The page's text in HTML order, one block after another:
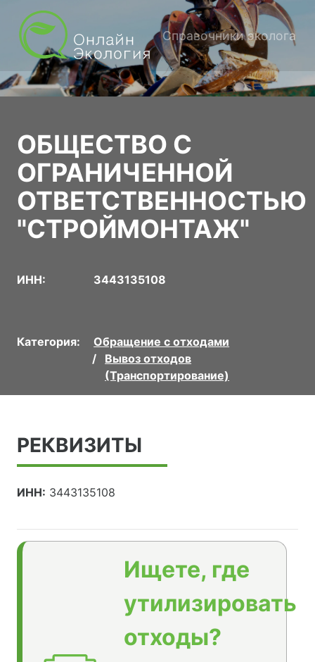
Справочники эколога
ОБЩЕСТВО С
ОГРАНИЧЕННОЙ
ОТВЕТСТВЕННОСТЬЮ
"СТРОЙМОНТАЖ"
ИНН: 3443135108
Категория:
Обращение с отходами
Вывоз отходов
(Транспортирование)
РЕКВИЗИТЫ
ИНН: 3443135108
Ищете, где
утилизировать
отходы?